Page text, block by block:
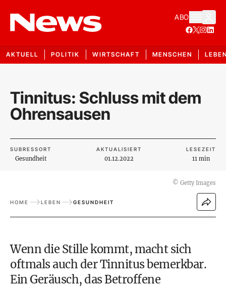
ABO
AKTUELL POLITIK WIRTSCHAFT MENSCHEN
Tinnitus: Schluss mit dem
Ohrensausen
SUBRESSORT
Gesundheit
AKTUALISIERT
01.12.2022
LESEZEIT
11 min
© Getty Images
HOME LEBEN GESUNDHEIT
Wenn die Stille kommt, macht sich
oftmals auch der Tinnitus bemerkbar.
Ein Geräusch, das Betroffene